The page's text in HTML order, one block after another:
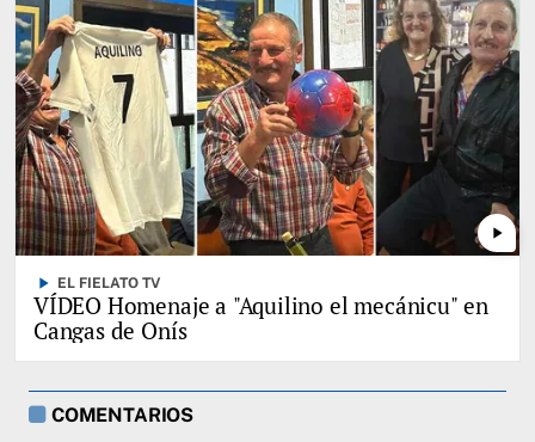
play_arrow
play_arrow EL FIELATO TV
VÍDEO Homenaje a "Aquilino el mecánicu" en
Cangas de Onís
COMENTARIOS